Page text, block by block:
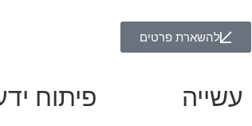
להשארת פרטים
עשייה פיתוח